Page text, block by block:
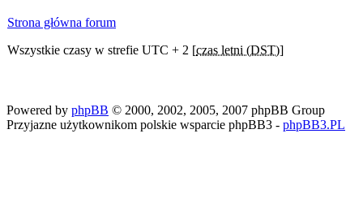
Strona główna forum
Wszystkie czasy w strefie UTC + 2 [czas letni (DST)]
Powered by phpBB © 2000, 2002, 2005, 2007 phpBB Group
Przyjazne użytkownikom polskie wsparcie phpBB3 - phpBB3.PL